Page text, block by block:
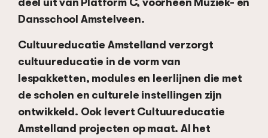
deel uit van Platform C, voorheen Muziek- en
Dansschool Amstelveen.
Cultuureducatie Amstelland verzorgt
cultuureducatie in de vorm van
lespakketten, modules en leerlijnen die met
de scholen en culturele instellingen zijn
ontwikkeld. Ook levert Cultuureducatie
Amstelland projecten op maat. Al het